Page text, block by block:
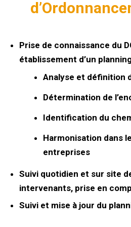
Prise de connaissance du
établissement d’un
Analyse et définition
Détermination de
Identification du
Harmonisation dans
entreprises
Suivi quotidien et sur site
intervenants, prise en
Suivi et mise à jour du